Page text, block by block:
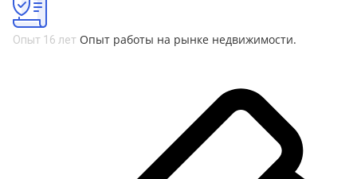
Опыт 16 лет Опыт работы на рынке недвижимости.